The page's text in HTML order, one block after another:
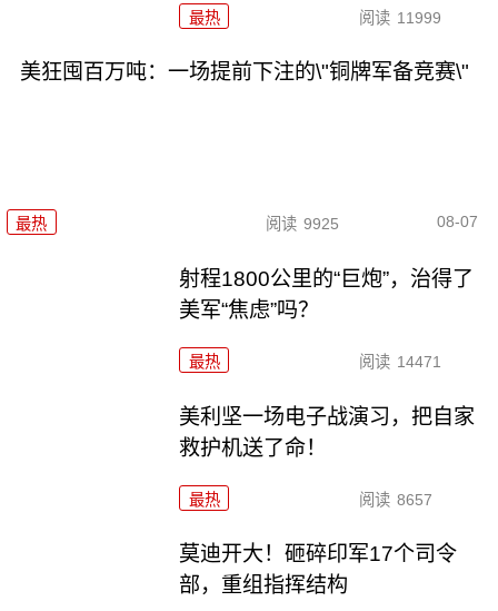
最热 阅读 11999
美狂囤百万吨：一场提前下注的\"铜牌军备竞赛\"
最热 阅读 9925 08-07
射程1800公里的“巨炮”，治得了
美军“焦虑”吗？
最热 阅读 14471
美利坚一场电子战演习，把自家
救护机送了命！
最热 阅读 8657
莫迪开大！砸碎印军17个司令
部，重组指挥结构